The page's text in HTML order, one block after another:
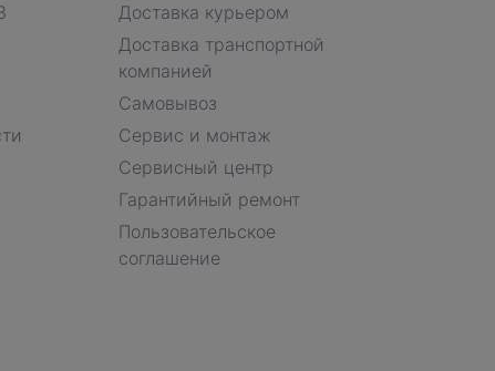
Доставка курьером
Доставка транспортной
компанией
Самовывоз
Сервис и монтаж
Сервисный центр
Гарантийный ремонт
Пользовательское
соглашение